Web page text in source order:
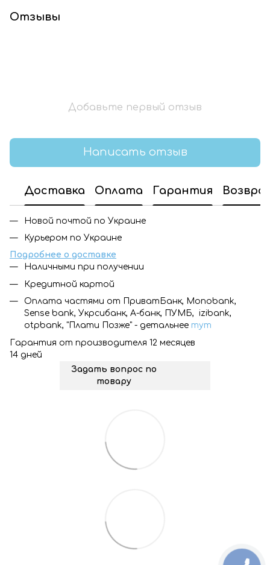
Отзывы
Добавьте первый отзыв
Написать отзыв
Доставка Оплата Гарантия
Новой почтой по Украине
Курьером по Украине
Подробнее о доставке
Наличными при получении
Кредитной картой
Оплата частями от ПриватБанк, Monobank,
Sense bank, Укрсибанк, А-банк, ПУМБ, izibank,
otpbank, "Плати Позже" - детальнее тут
Гарантия от производителя 12 месяцев
14 дней
Задать вопрос по
товару